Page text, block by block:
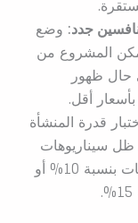
جدد: وضع
المشروع من
حال ظهور
أقل.
قدرة المنشأة
ظل سيناريوهات
صعبة، مثل انخفاض حجم المبيعات بنسبة 10% أو